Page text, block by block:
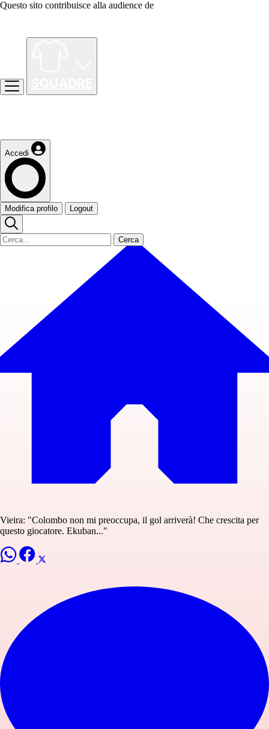
Questo sito contribuisce alla audience de
Accedi
Modifica profilo Logout
Cerca
Vieira: "Colombo non mi preoccupa, il gol arriverà! Che crescita per
questo giocatore. Ekuban..."